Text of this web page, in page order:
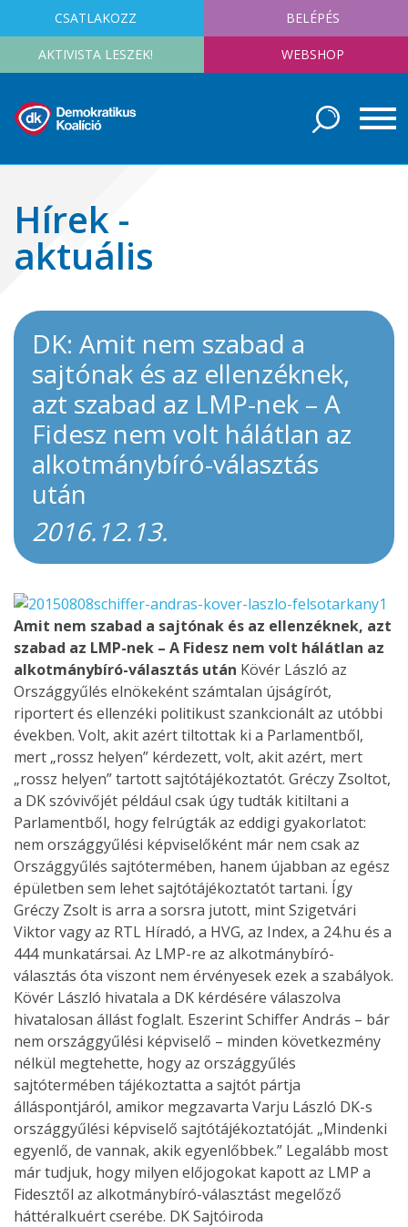
CSATLAKOZZ BELÉPÉS
AKTIVISTA LESZEK! WEBSHOP
Hírek -
aktuális
DK: Amit nem szabad a
sajtónak és az ellenzéknek,
azt szabad az LMP-nek – A
Fidesz nem volt hálátlan az
alkotmánybíró-választás
után
2016.12.13.
Amit nem szabad a sajtónak és az ellenzéknek, azt
szabad az LMP-nek – A Fidesz nem volt hálátlan az
alkotmánybíró-választás után Kövér László az
Országgyűlés elnökeként számtalan újságírót,
riportert és ellenzéki politikust szankcionált az utóbbi
években. Volt, akit azért tiltottak ki a Parlamentből,
mert „rossz helyen” kérdezett, volt, akit azért, mert
„rossz helyen” tartott sajtótájékoztatót. Gréczy Zsoltot,
a DK szóvivőjét például csak úgy tudták kitiltani a
Parlamentből, hogy felrúgták az eddigi gyakorlatot:
nem országgyűlési képviselőként már nem csak az
Országgyűlés sajtótermében, hanem újabban az egész
épületben sem lehet sajtótájékoztatót tartani. Így
Gréczy Zsolt is arra a sorsra jutott, mint Szigetvári
Viktor vagy az RTL Híradó, a HVG, az Index, a 24.hu és a
444 munkatársai. Az LMP-re az alkotmánybíró-
választás óta viszont nem érvényesek ezek a szabályok.
Kövér László hivatala a DK kérdésére válaszolva
hivatalosan állást foglalt. Eszerint Schiffer András – bár
nem országgyűlési képviselő – minden következmény
nélkül megtehette, hogy az országgyűlés
sajtótermében tájékoztatta a sajtót pártja
álláspontjáról, amikor megzavarta Varju László DK-s
országgyűlési képviselő sajtótájékoztatóját. „Mindenki
egyenlő, de vannak, akik egyenlőbbek.” Legalább most
már tudjuk, hogy milyen előjogokat kapott az LMP a
Fidesztől az alkotmánybíró-választást megelőző
háttéralkuért cserébe. DK Sajtóiroda